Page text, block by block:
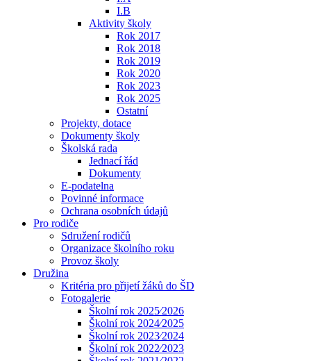
I.B
Aktivity školy
Rok 2017
Rok 2018
Rok 2019
Rok 2020
Rok 2023
Rok 2025
Ostatní
Projekty, dotace
Dokumenty školy
Školská rada
Jednací řád
Dokumenty
E-podatelna
Povinné informace
Ochrana osobních údajů
Pro rodiče
Sdružení rodičů
Organizace školního roku
Provoz školy
Družina
Kritéria pro přijetí žáků do ŠD
Fotogalerie
Školní rok 2025⁄2026
Školní rok 2024⁄2025
Školní rok 2023⁄2024
Školní rok 2022⁄2023